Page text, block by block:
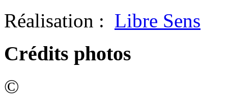
Réalisation : Libre Sens
Crédits photos
©